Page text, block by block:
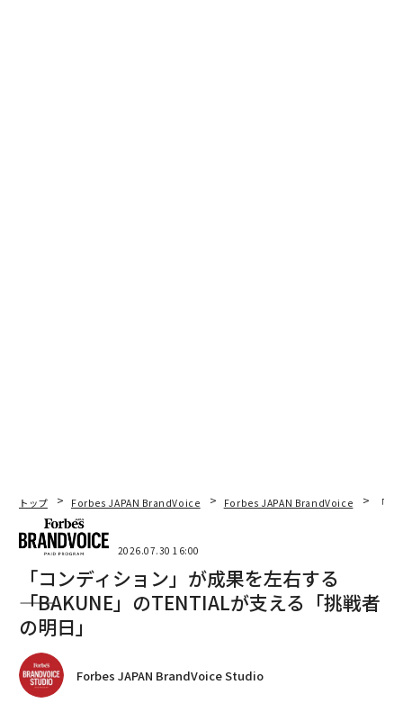
トップ Forbes JAPAN BrandVoice Forbes JAPAN BrandVoice 「
2026.07.30 16:00
「コンディション」が成果を左右する
――「BAKUNE」のTENTIALが支える「挑戦者
の明日」
Forbes JAPAN BrandVoice Studio